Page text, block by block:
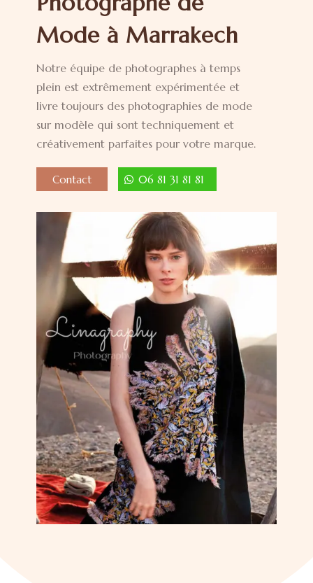
Mode à Marrakech
Notre équipe de photographes à temps
plein est extrêmement expérimentée et
livre toujours des photographies de mode
sur modèle qui sont techniquement et
créativement parfaites pour votre marque.
Contact 06 81 31 81 81